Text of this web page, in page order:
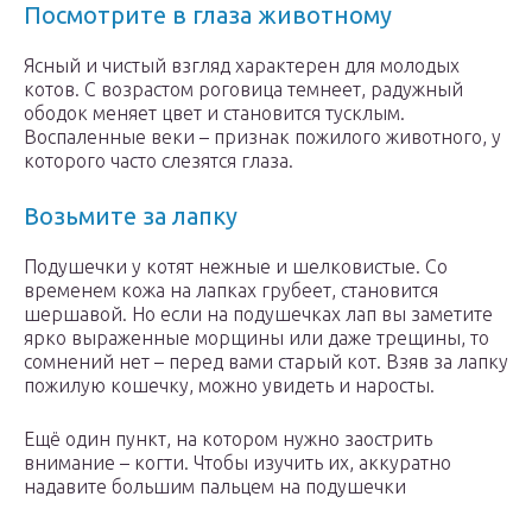
Посмотрите в глаза животному
Ясный и чистый взгляд характерен для молодых
котов. С возрастом роговица темнеет, радужный
ободок меняет цвет и становится тусклым.
Воспаленные веки – признак пожилого животного, у
которого часто слезятся глаза.
Возьмите за лапку
Подушечки у котят нежные и шелковистые. Со
временем кожа на лапках грубеет, становится
шершавой. Но если на подушечках лап вы заметите
ярко выраженные морщины или даже трещины, то
сомнений нет – перед вами старый кот. Взяв за лапку
пожилую кошечку, можно увидеть и наросты.
Ещё один пункт, на котором нужно заострить
внимание – когти. Чтобы изучить их, аккуратно
надавите большим пальцем на подушечки